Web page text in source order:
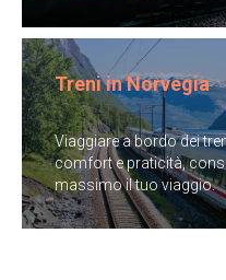
Treni in Norvegia
Viaggiare a bordo dei
comfort e praticità,
massimo il tuo viaggio.